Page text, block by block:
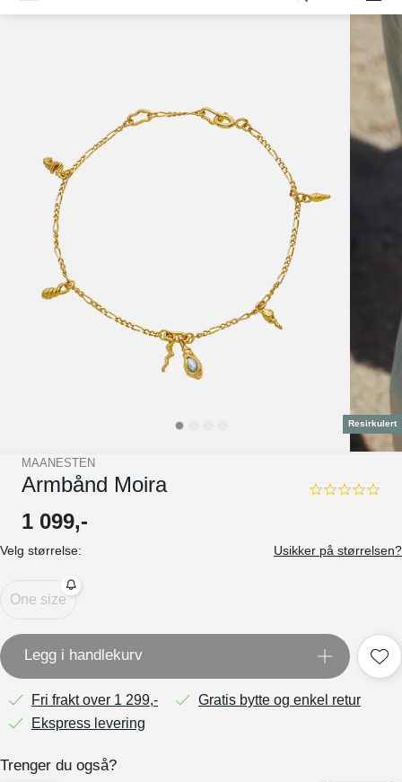
Resirkulert
MAANESTEN
Armbånd Moira
0.0
1 099,-
Velg størrelse: Usikker på størrelsen?
One size
Legg i handlekurv
Fri frakt over 1 299,-
Gratis bytte og enkel retur
Ekspress levering
Trenger du også?